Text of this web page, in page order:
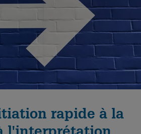
rapide à la